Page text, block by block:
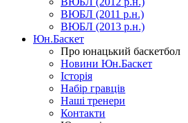
ВЮБЛ (2011 р.н.)
ВЮБЛ (2013 р.н.)
Юн.Баскет
Про юнацький баскетбол
Новини Юн.Баскет
Історія
Набір гравців
Наші тренери
Контакти